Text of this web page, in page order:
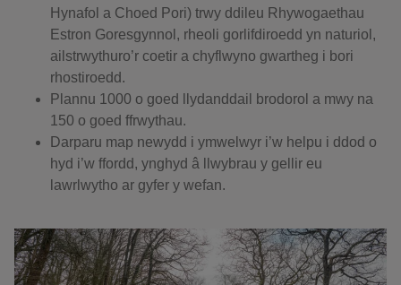
Hynafol a Choed Pori) trwy ddileu Rhywogaethau
Estron Goresgynnol, rheoli gorlifdiroedd yn naturiol,
ailstrwythuro’r coetir a chyflwyno gwartheg i bori
rhostiroedd.
Plannu 1000 o goed llydanddail brodorol a mwy na
150 o goed ffrwythau.
Darparu map newydd i ymwelwyr i’w helpu i ddod o
hyd i’w ffordd, ynghyd â llwybrau y gellir eu
lawrlwytho ar gyfer y wefan.